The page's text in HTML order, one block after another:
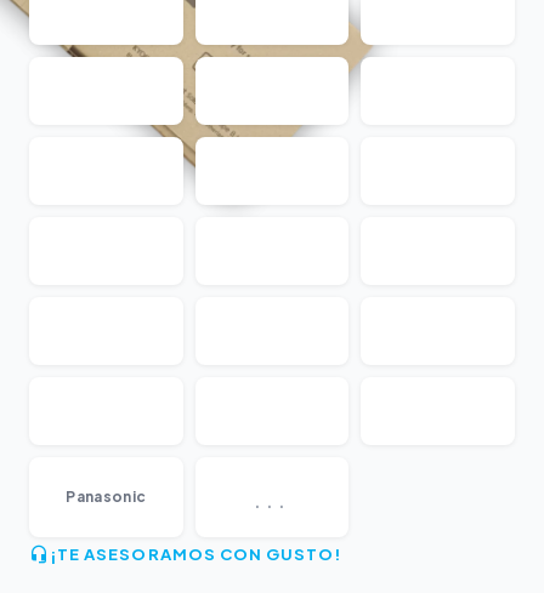
Panasonic ...
¡TE ASESORAMOS CON GUSTO!